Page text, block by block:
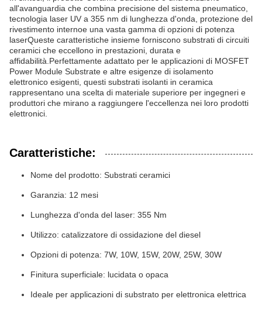
all'avanguardia che combina precisione del sistema pneumatico,
tecnologia laser UV a 355 nm di lunghezza d'onda, protezione del
rivestimento internoe una vasta gamma di opzioni di potenza
laserQueste caratteristiche insieme forniscono substrati di circuiti
ceramici che eccellono in prestazioni, durata e
affidabilità.Perfettamente adattato per le applicazioni di MOSFET
Power Module Substrate e altre esigenze di isolamento
elettronico esigenti, questi substrati isolanti in ceramica
rappresentano una scelta di materiale superiore per ingegneri e
produttori che mirano a raggiungere l'eccellenza nei loro prodotti
elettronici.
Caratteristiche:
Nome del prodotto: Substrati ceramici
Garanzia: 12 mesi
Lunghezza d'onda del laser: 355 Nm
Utilizzo: catalizzatore di ossidazione del diesel
Opzioni di potenza: 7W, 10W, 15W, 20W, 25W, 30W
Finitura superficiale: lucidata o opaca
Ideale per applicazioni di substrato per elettronica elettrica